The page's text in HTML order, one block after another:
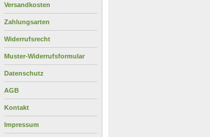
Versandkosten
Zahlungsarten
Widerrufsrecht
Muster-Widerrufsformular
Datenschutz
AGB
Kontakt
Impressum